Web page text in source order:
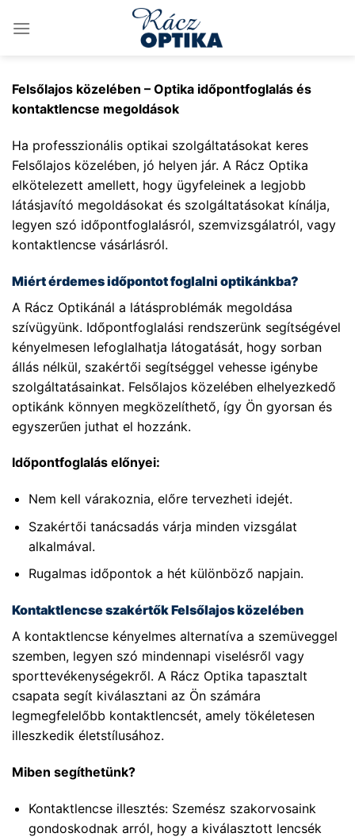
Felsőlajos közelében – Optika időpontfoglalás és
kontaktlencse megoldások
Ha professzionális optikai szolgáltatásokat keres
Felsőlajos közelében, jó helyen jár. A Rácz Optika
elkötelezett amellett, hogy ügyfeleinek a legjobb
látásjavító megoldásokat és szolgáltatásokat kínálja,
legyen szó időpontfoglalásról, szemvizsgálatról, vagy
kontaktlencse vásárlásról.
Miért érdemes időpontot foglalni optikánkba?
A Rácz Optikánál a látásproblémák megoldása
szívügyünk. Időpontfoglalási rendszerünk segítségével
kényelmesen lefoglalhatja látogatását, hogy sorban
állás nélkül, szakértői segítséggel vehesse igénybe
szolgáltatásainkat. Felsőlajos közelében elhelyezkedő
optikánk könnyen megközelíthető, így Ön gyorsan és
egyszerűen juthat el hozzánk.
Időpontfoglalás előnyei:
Nem kell várakoznia, előre tervezheti idejét.
Szakértői tanácsadás várja minden vizsgálat
alkalmával.
Rugalmas időpontok a hét különböző napjain.
Kontaktlencse szakértők Felsőlajos közelében
A kontaktlencse kényelmes alternatíva a szemüveggel
szemben, legyen szó mindennapi viselésről vagy
sporttevékenységekről. A Rácz Optika tapasztalt
csapata segít kiválasztani az Ön számára
legmegfelelőbb kontaktlencsét, amely tökéletesen
illeszkedik életstílusához.
Miben segíthetünk?
Kontaktlencse illesztés: Szemész szakorvosaink
gondoskodnak arról, hogy a kiválasztott lencsék